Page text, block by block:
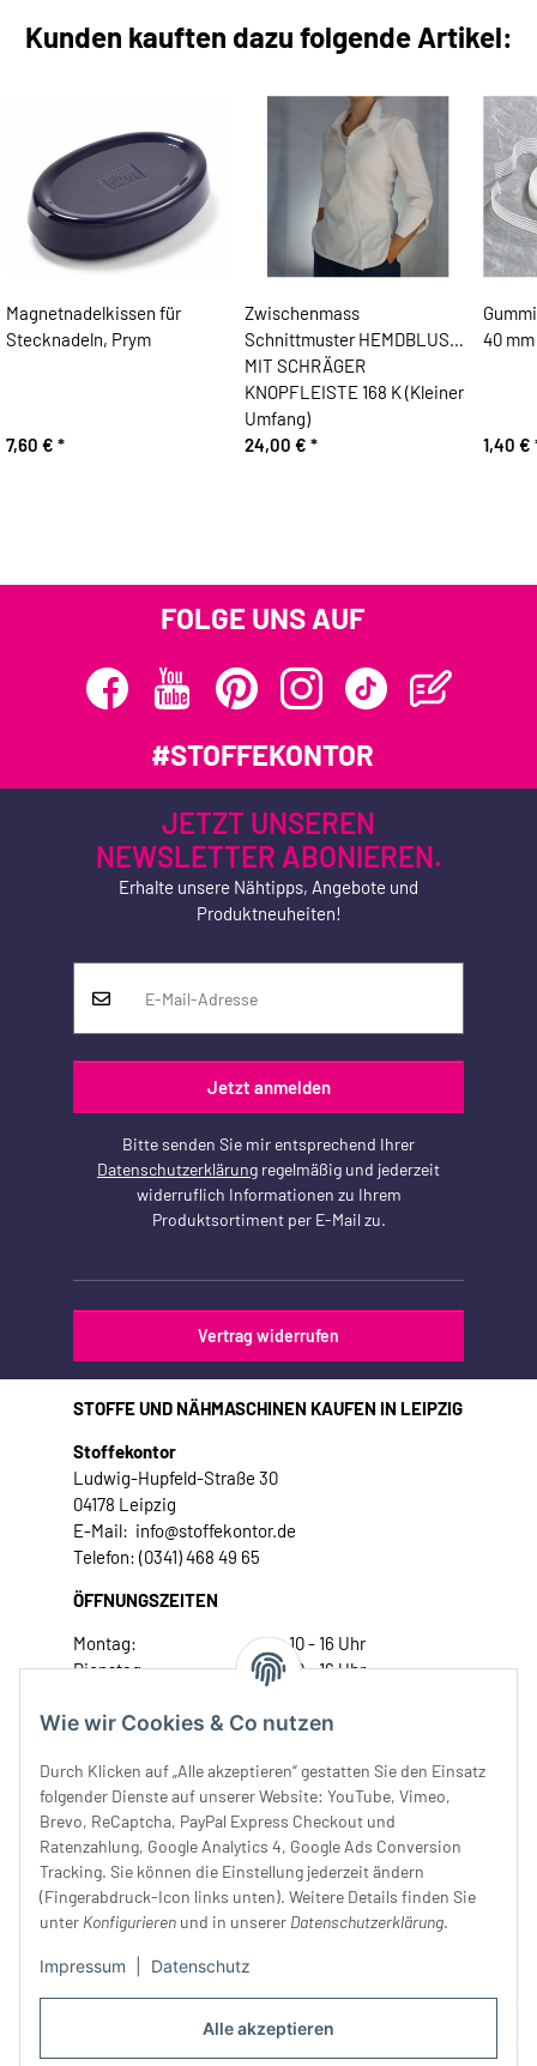
Alle akzeptieren
Wie wir Cookies & Co nutzen
Durch Klicken auf „Alle akzeptieren“ gestatten Sie den Einsatz
folgender Dienste auf unserer Website: YouTube, Vimeo,
Brevo, ReCaptcha, PayPal Express Checkout und
Ratenzahlung, Google Analytics 4, Google Ads Conversion
Tracking. Sie können die Einstellung jederzeit ändern
(Fingerabdruck-Icon links unten). Weitere Details finden Sie
unter Konfigurieren und in unserer Datenschutzerklärung.
Impressum Datenschutz
Kunden kauften dazu folgende Artikel:
Magnetnadelkissen für
Stecknadeln, Prym
7,60 € *
Zwischenmass
Schnittmuster HEMDBLUSE
MIT SCHRÄGER
KNOPFLEISTE 168 K (Kleiner
Umfang)
24,00 € *
40 mm
1,40 €
FOLGE UNS AUF
#STOFFEKONTOR
JETZT UNSEREN
NEWSLETTER ABONIEREN.
Erhalte unsere Nähtipps, Angebote und
Produktneuheiten!
Jetzt anmelden
Bitte senden Sie mir entsprechend Ihrer
Datenschutzerklärung regelmäßig und jederzeit
widerruflich Informationen zu Ihrem
Produktsortiment per E-Mail zu.
Vertrag widerrufen
STOFFE UND NÄHMASCHINEN KAUFEN IN LEIPZIG
Stoffekontor
Ludwig-Hupfeld-Straße 30
04178 Leipzig
E-Mail: info@stoffekontor.de
Telefon: (0341) 468 49 65
ÖFFNUNGSZEITEN
Montag:
10 - 16 Uhr
Dienstag:
10 - 16 Uhr
Donnerstag:
10 - 18 Uhr
Samstag:
10 - 14 Uhr
Unser Service
Rechtliches